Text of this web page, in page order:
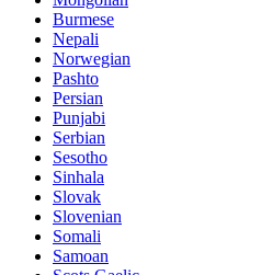
Burmese
Nepali
Norwegian
Pashto
Persian
Punjabi
Serbian
Sesotho
Sinhala
Slovak
Slovenian
Somali
Samoan